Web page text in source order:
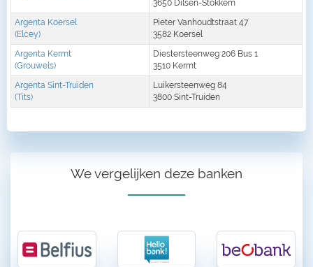
3650 Dilsen-Stokkem
Argenta Koersel
(Elcey)
Pieter Vanhoudtstraat 47
3582 Koersel
Argenta Kermt
(Grouwels)
Diestersteenweg 206 Bus 1
3510 Kermt
Argenta Sint-Truiden
(Tits)
Luikersteenweg 84
3800 Sint-Truiden
We vergelijken deze banken